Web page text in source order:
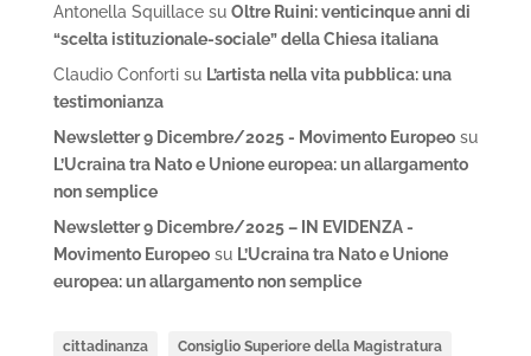
Antonella Squillacesu Oltre Ruini: venticinque anni di
“scelta istituzionale-sociale” della Chiesa italiana
Claudio Confortisu L’artista nella vita pubblica: una
testimonianza
Newsletter 9 Dicembre/2025 - Movimento Europeosu
L’Ucraina tra Nato e Unione europea: un allargamento
non semplice
Newsletter 9 Dicembre/2025 – IN EVIDENZA -
Movimento Europeosu L’Ucraina tra Nato e Unione
europea: un allargamento non semplice
cittadinanza Consiglio Superiore della Magistratura